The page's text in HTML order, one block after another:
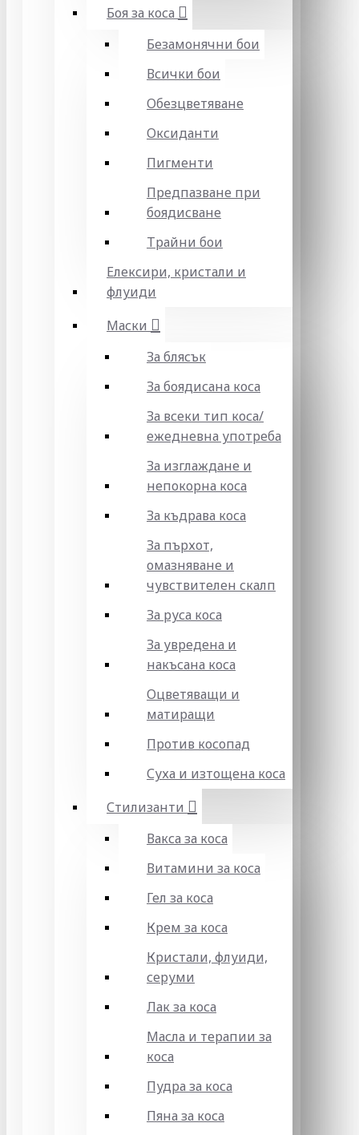
Боя за коса
Безамонячни бои
Всички бои
Обезцветяване
Оксиданти
Пигменти
Предпазване при
боядисване
Трайни бои
Елексири, кристали и
флуиди
Маски
За блясък
За боядисана коса
За всеки тип коса/
ежедневна употреба
За изглаждане и
непокорна коса
За къдрава коса
За пърхот,
омазняване и
чувствителен скалп
За руса коса
За увредена и
накъсана коса
Оцветяващи и
матиращи
Против косопад
Суха и изтощена коса
Стилизанти
Вакса за коса
Витамини за коса
Гел за коса
Крем за коса
Кристали, флуиди,
серуми
Лак за коса
Масла и терапии за
коса
Пудра за коса
Пяна за коса